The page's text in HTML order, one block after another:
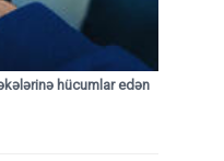
hücumlar edən